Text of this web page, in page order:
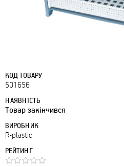
КОД ТОВАРУ
501656
НАЯВНІСТЬ
Товар закінчився
ВИРОБНИК
R-plastic
РЕЙТИНГ